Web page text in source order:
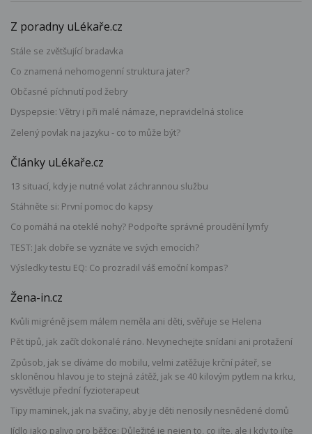
Z poradny uLékaře.cz
Stále se zvětšující bradavka
Co znamená nehomogenní struktura jater?
Občasné píchnutí pod žebry
Dyspepsie: Větry i při malé námaze, nepravidelná stolice
Zelený povlak na jazyku - co to může být?
Články uLékaře.cz
13 situací, kdy je nutné volat záchrannou službu
Stáhněte si: První pomoc do kapsy
Co pomáhá na oteklé nohy? Podpořte správné proudění lymfy
TEST: Jak dobře se vyznáte ve svých emocích?
Výsledky testu EQ: Co prozradil váš emoční kompas?
Žena-in.cz
Kvůli migréně jsem málem neměla ani děti, svěřuje se Helena
Pět tipů, jak začít dokonalé ráno. Nevynechejte snídani ani protažení
Způsob, jak se díváme do mobilu, velmi zatěžuje krční páteř, se
skloněnou hlavou je to stejná zátěž, jak se 40 kilovým pytlem na krku,
vysvětluje přední fyzioterapeut
Tipy maminek, jak na svačiny, aby je děti nenosily nesnědené domů
Jídlo jako palivo pro běžce: Důležité je nejen to, co jíte, ale i kdy to jíte